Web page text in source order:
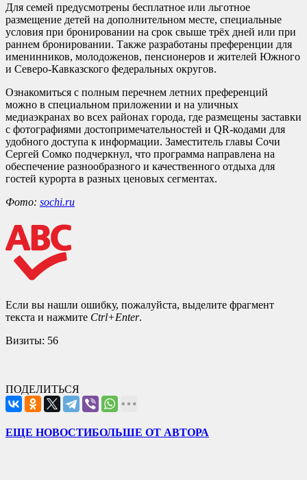
Для семей предусмотрены бесплатное или льготное
размещение детей на дополнительном месте, специальные
условия при бронировании на срок свыше трёх дней или при
раннем бронировании. Также разработаны преференции для
именинников, молодоженов, пенсионеров и жителей Южного
и Северо-Кавказского федеральных округов.
Ознакомиться с полным перечнем летних преференций
можно в специальном приложении и на уличных
медиаэкранах во всех районах города, где размещены заставки
с фотографиями достопримечательностей и QR-кодами для
удобного доступа к информации. Заместитель главы Сочи
Сергей Сомко подчеркнул, что программа направлена на
обеспечение разнообразного и качественного отдыха для
гостей курорта в разных ценовых сегментах.
Фото: sochi.ru
Если вы нашли ошибку, пожалуйста, выделите фрагмент
текста и нажмите Ctrl+Enter.
Визиты: 56
ПОДЕЛИТЬСЯ
ЕЩЕ НОВОСТИБОЛЬШЕ ОТ АВТОРА